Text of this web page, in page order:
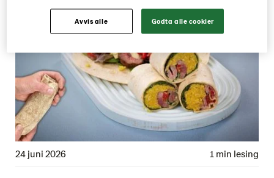
24 juni 2026 1 min lesing
Avvis alle Godta alle cookier